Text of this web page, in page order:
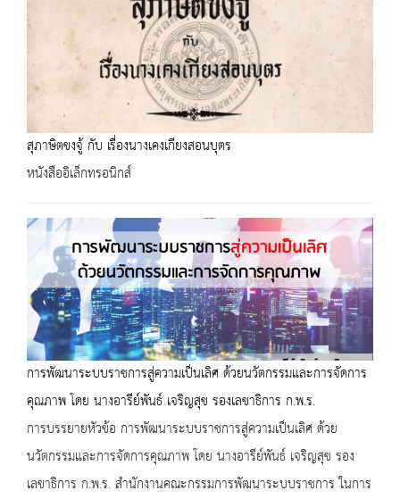
สุภาษิตขงจู้ กับ เรื่องนางเคงเกียงสอนบุตร
หนังสืออิเล็กทรอนิกส์
การพัฒนาระบบราชการสู่ความเป็นเลิศ ด้วยนวัตกรรมและการจัดการ
คุณภาพ โดย นางอารีย์พันธ์ เจริญสุข รองเลขาธิการ ก.พ.ร.
การบรรยายหัวข้อ การพัฒนาระบบราชการสู่ความเป็นเลิศ ด้วย
นวัตกรรมและการจัดการคุณภาพ โดย นางอารีย์พันธ์ เจริญสุข รอง
เลขาธิการ ก.พ.ร. สำนักงานคณะกรรมการพัฒนาระบบราชการ ในการ